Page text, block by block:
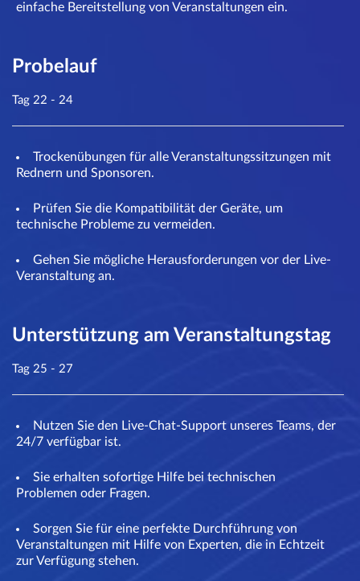
einfache Bereitstellung von Veranstaltungen ein.
Probelauf
Tag 22 - 24
Trockenübungen für alle Veranstaltungssitzungen mit
Rednern und Sponsoren.
Prüfen Sie die Kompatibilität der Geräte, um
technische Probleme zu vermeiden.
Gehen Sie mögliche Herausforderungen vor der Live-
Veranstaltung an.
Unterstützung am Veranstaltungstag
Tag 25 - 27
Nutzen Sie den Live-Chat-Support unseres Teams, der
24/7 verfügbar ist.
Sie erhalten sofortige Hilfe bei technischen
Problemen oder Fragen.
Sorgen Sie für eine perfekte Durchführung von
Veranstaltungen mit Hilfe von Experten, die in Echtzeit
zur Verfügung stehen.